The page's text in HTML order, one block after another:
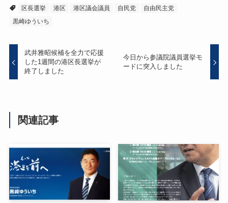
区長選挙 港区 港区議会議員 自民党
自由民主党
黒崎ゆういち
武井雅昭候補を全力で応援
した1週間の港区長選挙が
終了しました
今日から参議院議員選挙モ
ードに突入しました
関連記事